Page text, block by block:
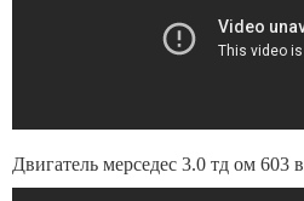
Двигатель мерседес 3.0 тд ом 603